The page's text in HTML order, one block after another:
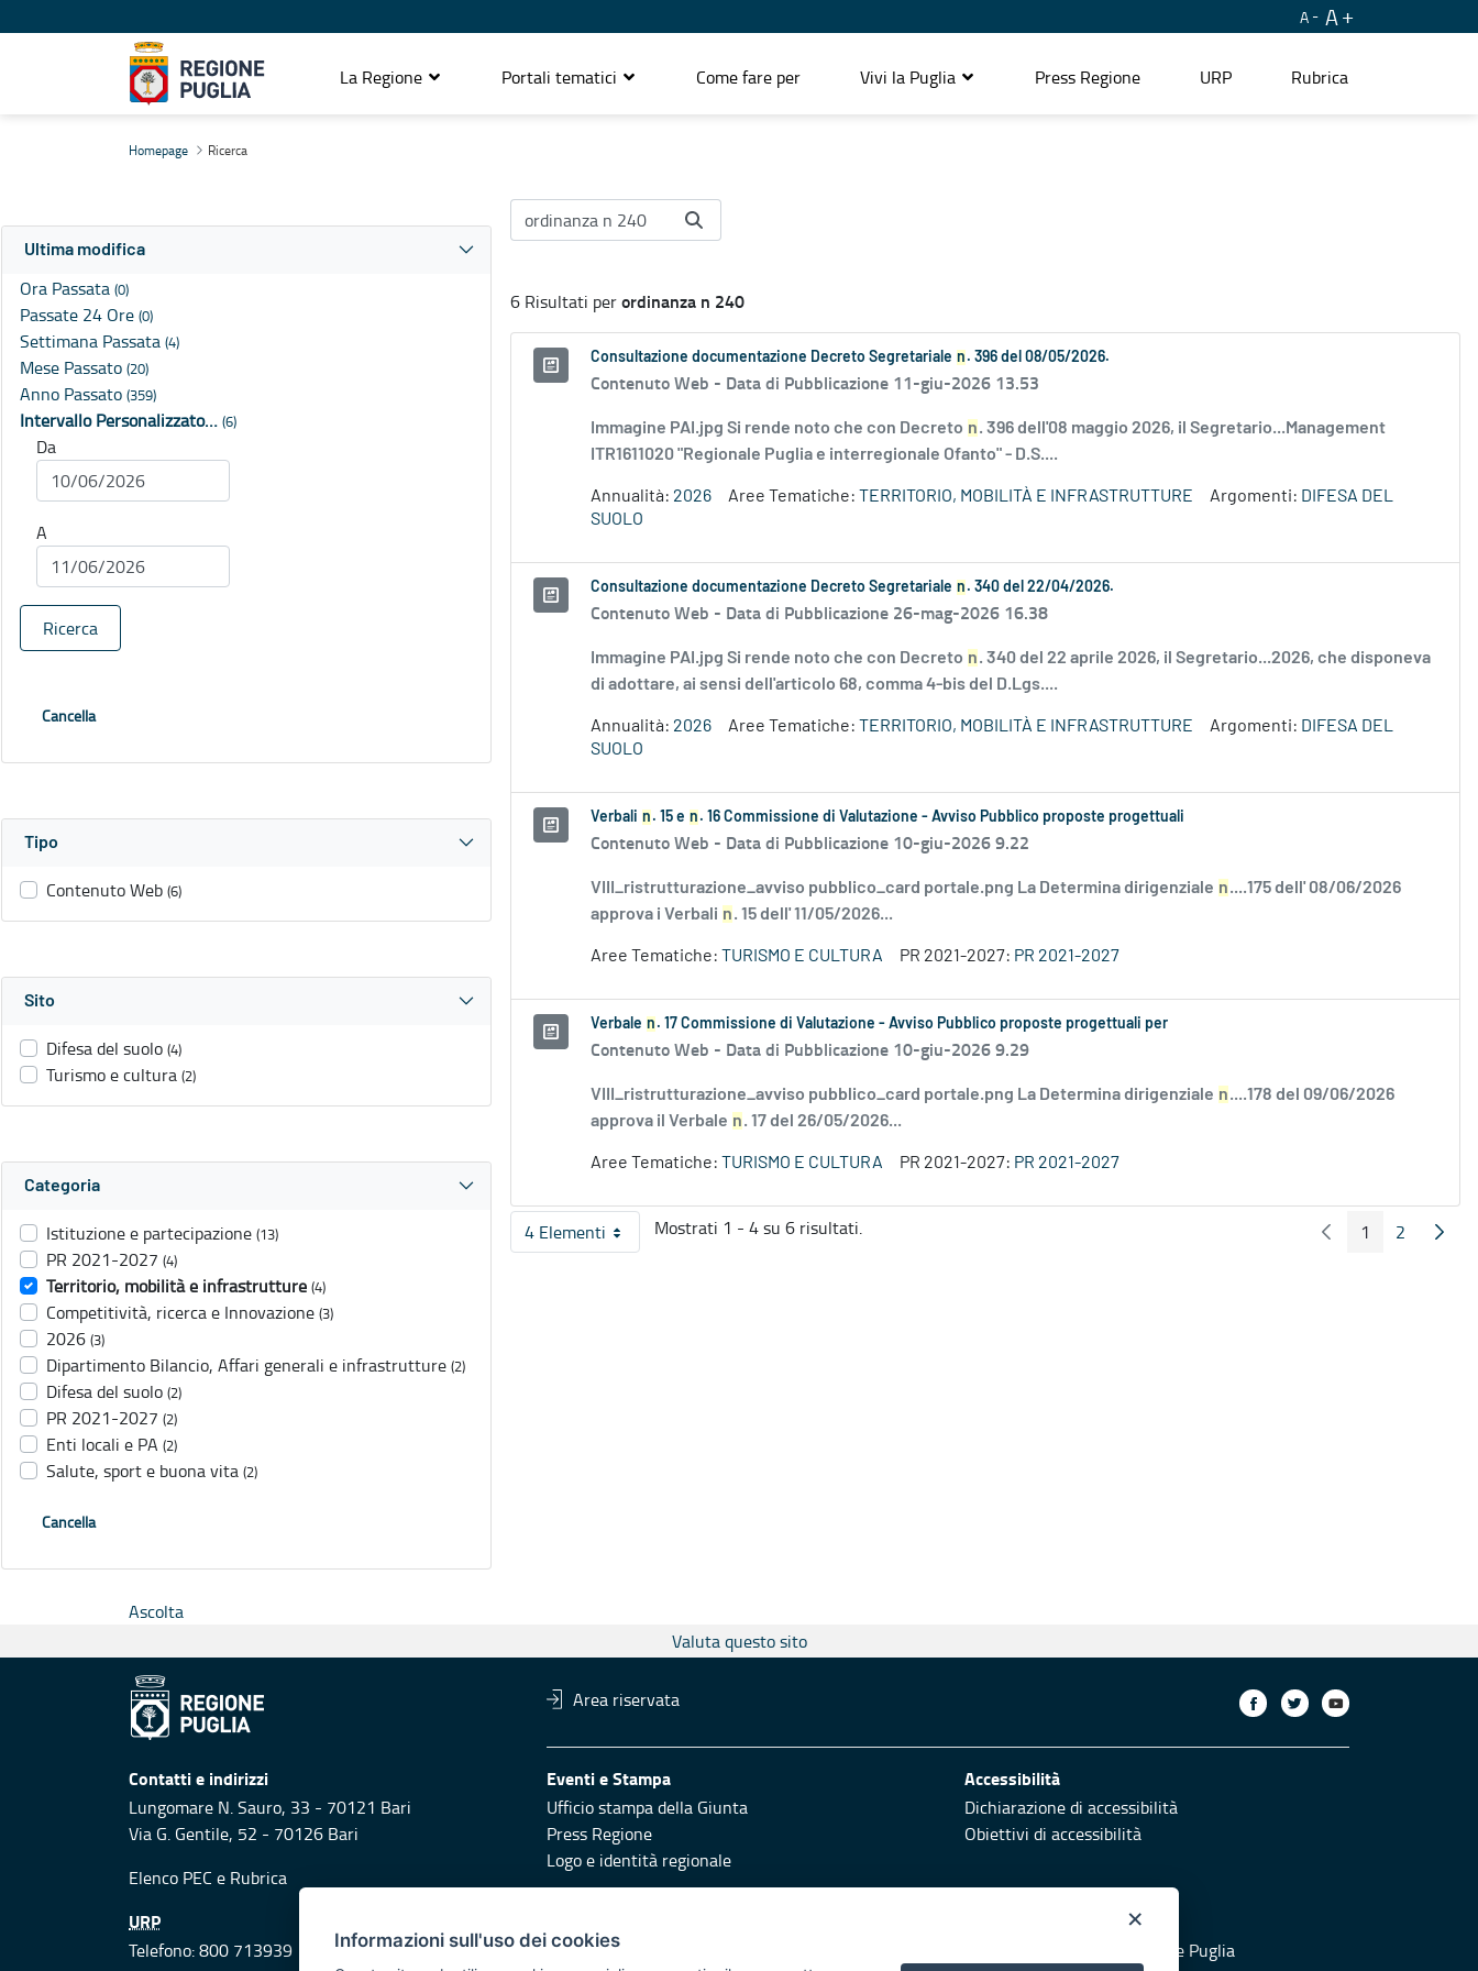
A A
La Regione Portali tematici Come fare per Vivi la Puglia Press Regione URP Rubrica
Homepage Ricerca
Ultima modifica
Ora Passata (0)
Passate 24 Ore (0)
Settimana Passata (4)
Mese Passato (20)
Anno Passato (359)
Intervallo Personalizzato… (6)
Da
A
Ricerca
Cancella
Tipo
Contenuto Web (6)
Sito
Difesa del suolo (4)
Turismo e cultura (2)
Categoria
Istituzione e partecipazione (13)
PR 2021-2027 (4)
Territorio, mobilità e infrastrutture (4)
Competitività, ricerca e Innovazione (3)
2026 (3)
Dipartimento Bilancio, Affari generali e infrastrutture (2)
Difesa del suolo (2)
PR 2021-2027 (2)
Enti locali e PA (2)
Salute, sport e buona vita (2)
Cancella
6 Risultati perordinanza n 240
Consultazione documentazione Decreto Segretariale n . 396 del 08/05/2026.
Contenuto Web - Data di Pubblicazione 11-giu-2026 13.53
Immagine PAI.jpg Si rende noto che con Decreto n. 396 dell'08 maggio 2026, il Segretario...Management
ITR1611020 "Regionale Puglia e interregionale Ofanto" - D.S....
Annualità: 2026 Aree Tematiche: TERRITORIO, MOBILITÀ E INFRASTRUTTURE Argomenti: DIFESA DEL
SUOLO
Consultazione documentazione Decreto Segretariale n . 340 del 22/04/2026.
Contenuto Web - Data di Pubblicazione 26-mag-2026 16.38
Immagine PAI.jpg Si rende noto che con Decreto n. 340 del 22 aprile 2026, il Segretario...2026, che disponeva
di adottare, ai sensi dell'articolo 68, comma 4-bis del D.Lgs....
Annualità: 2026 Aree Tematiche: TERRITORIO, MOBILITÀ E INFRASTRUTTURE Argomenti: DIFESA DEL
SUOLO
Verbali n . 15 e n . 16 Commissione di Valutazione - Avviso Pubblico proposte progettuali
Contenuto Web - Data di Pubblicazione 10-giu-2026 9.22
VIII_ristrutturazione_avviso pubblico_card portale.png La Determina dirigenziale n....175 dell' 08/06/2026
approva i Verbali n. 15 dell' 11/05/2026...
Aree Tematiche: TURISMO E CULTURA PR 2021-2027: PR 2021-2027
Verbale n . 17 Commissione di Valutazione - Avviso Pubblico proposte progettuali per
Contenuto Web - Data di Pubblicazione 10-giu-2026 9.29
VIII_ristrutturazione_avviso pubblico_card portale.png La Determina dirigenziale n....178 del 09/06/2026
approva il Verbale n. 17 del 26/05/2026...
Aree Tematiche: TURISMO E CULTURA PR 2021-2027: PR 2021-2027
4 ElementiPer pagina
Mostrati 1 - 4 su 6 risultati. Pagina Precedente
Pagina
1 Pagina
2
Ascolta
Valuta questo sito
Area riservata
Contatti e indirizzi
Lungomare N. Sauro, 33 - 70121 Bari
Via G. Gentile, 52 - 70126 Bari
Elenco PEC e Rubrica
Eventi e Stampa
Ufficio stampa della Giunta
Press Regione
Logo e identità regionale
Accessibilità
Dichiarazione di accessibilità
Obiettivi di accessibilità
URP
Telefono: 800 713939
Responsabili di pubblicazione Vai al sito di Protezione Civile Puglia
×
Informazioni sull'uso dei cookies